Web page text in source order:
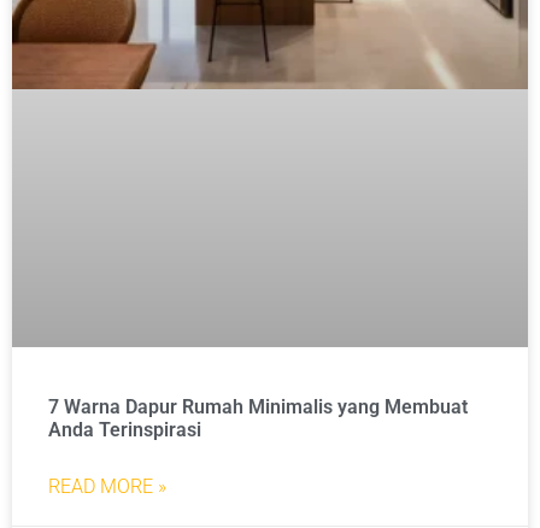
7 Warna Dapur Rumah Minimalis yang Membuat
Anda Terinspirasi
READ MORE »